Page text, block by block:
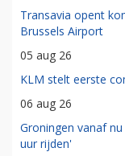
Transavia opent
Brussels Airport
05 aug 26
KLM stelt eerste
06 aug 26
Groningen vanaf
uur rijden'